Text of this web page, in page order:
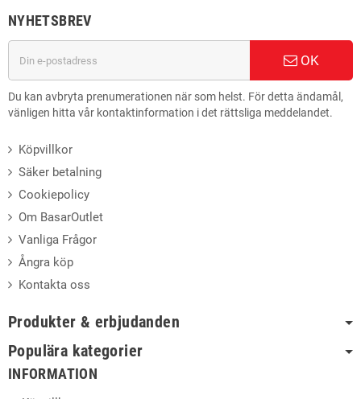
NYHETSBREV
OK
Du kan avbryta prenumerationen när som helst. För detta ändamål,
vänligen hitta vår kontaktinformation i det rättsliga meddelandet.
Köpvillkor
Säker betalning
Cookiepolicy
Om BasarOutlet
Vanliga Frågor
Ångra köp
Kontakta oss
Produkter & erbjudanden
Populära kategorier
INFORMATION